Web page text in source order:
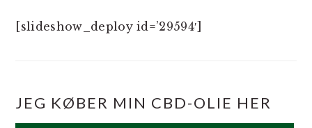
[slideshow_deploy id=’29594′]
JEG KØBER MIN CBD-OLIE HER